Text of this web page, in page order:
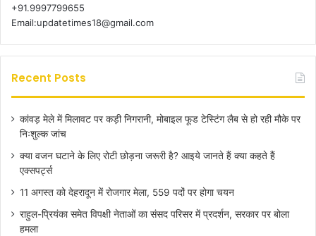
+91.9997799655
Email:updatetimes18@gmail.com
Recent Posts
कांवड़ मेले में मिलावट पर कड़ी निगरानी, मोबाइल फूड टेस्टिंग लैब से हो रही मौके पर
निःशुल्क जांच
क्या वजन घटाने के लिए रोटी छोड़ना जरूरी है? आइये जानते हैं क्या कहते हैं
एक्सपर्ट्स
11 अगस्त को देहरादून में रोजगार मेला, 559 पदों पर होगा चयन
राहुल-प्रियंका समेत विपक्षी नेताओं का संसद परिसर में प्रदर्शन, सरकार पर बोला
हमला